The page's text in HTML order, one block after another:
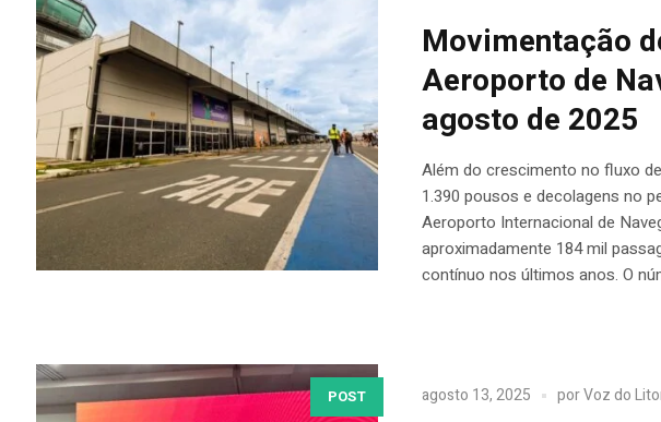
Movimentação
Aeroporto de
agosto de 2025
Além do crescimento no fluxo
1.390 pousos e decolagens no
Aeroporto Internacional de
aproximadamente 184 mil
contínuo nos últimos anos. O
POST agosto 13, 2025 porVoz do